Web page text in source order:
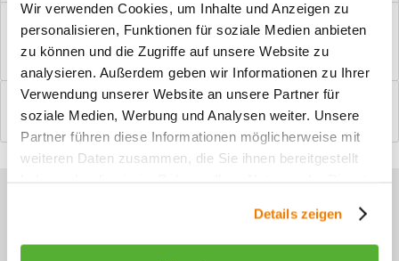
Wir verwenden Cookies, um Inhalte und Anzeigen zu
personalisieren, Funktionen für soziale Medien anbieten
zu können und die Zugriffe auf unsere Website zu
analysieren. Außerdem geben wir Informationen zu Ihrer
Verwendung unserer Website an unsere Partner für
soziale Medien, Werbung und Analysen weiter. Unsere
Partner führen diese Informationen möglicherweise mit
weiteren Daten zusammen, die Sie ihnen bereitgestellt
Details zeigen
Windfangelemente online am Bildschirm konfigurieren und
einbaufertig bestellen. In wenigen...
Bewertungen
0
Bewertungen lesen, schreiben und diskutieren...mehr
Sie haben Fragen zu unseren